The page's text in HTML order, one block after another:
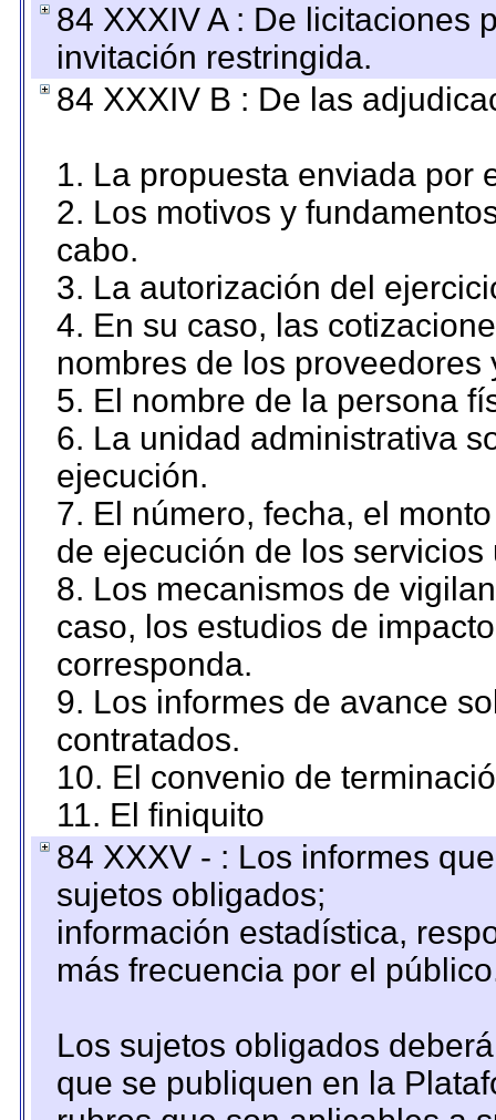
84 XXXIV A : De licitaciones
invitación restringida.
84 XXXIV B : De las
1. La propuesta enviada por
2. Los motivos y
cabo.
3. La autorización del
4. En su caso, las
nombres de los proveedores
5. El nombre de la persona
6. La unidad administrativa
ejecución.
7. El número, fecha, el
de ejecución de los servicios
8. Los mecanismos de
caso, los estudios de
corresponda.
9. Los informes de avance
contratados.
10. El convenio de
11. El finiquito
84 XXXV - : Los informes
sujetos obligados;
información estadística,
más frecuencia por el
Los sujetos obligados
que se publiquen en la